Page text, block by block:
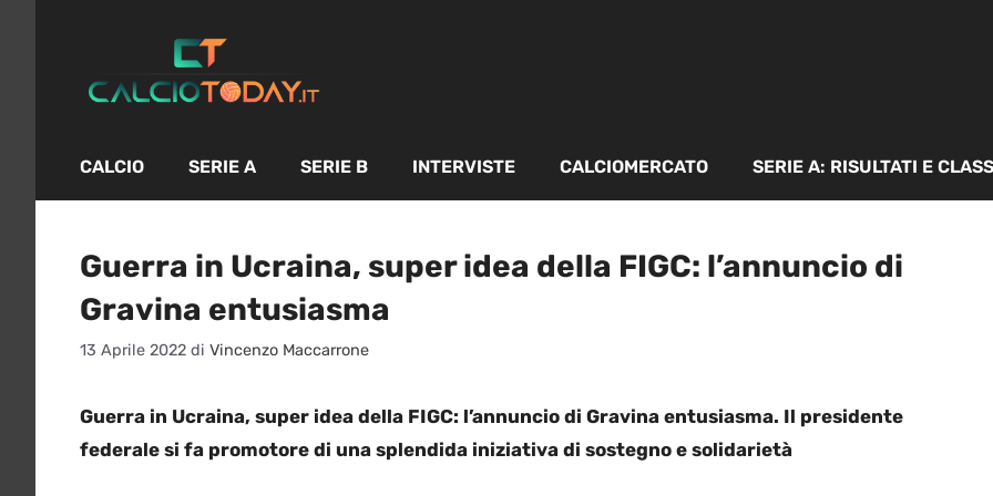
contenuto
CALCIO SERIE A SERIE B INTERVISTE CALCIOMERCATO SERIE A: RISULTATI E
Guerra in Ucraina, super idea della FIGC: l’annuncio di
Gravina entusiasma
13 Aprile 2022 di Vincenzo Maccarrone
Guerra in Ucraina, super idea della FIGC: l’annuncio di Gravina entusiasma. Il presidente
federale si fa promotore di una splendida iniziativa di sostegno e solidarietà